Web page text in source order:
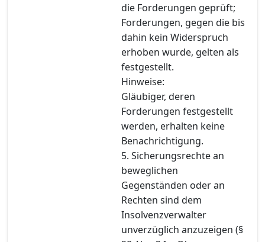
die Forderungen geprüft;
Forderungen, gegen die bis
dahin kein Widerspruch
erhoben wurde, gelten als
festgestellt.
Hinweise:
Gläubiger, deren
Forderungen festgestellt
werden, erhalten keine
Benachrichtigung.
5. Sicherungsrechte an
beweglichen
Gegenständen oder an
Rechten sind dem
Insolvenzverwalter
unverzüglich anzuzeigen (§